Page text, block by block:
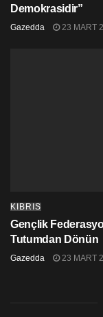
Demokrasidir”
Gazedda 23 MART
KIBRIS
Gençlik
Tutumdan Dönün
Gazedda 23 MART